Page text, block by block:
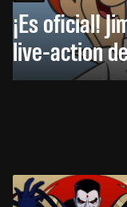
¡Es oficial!
live-action